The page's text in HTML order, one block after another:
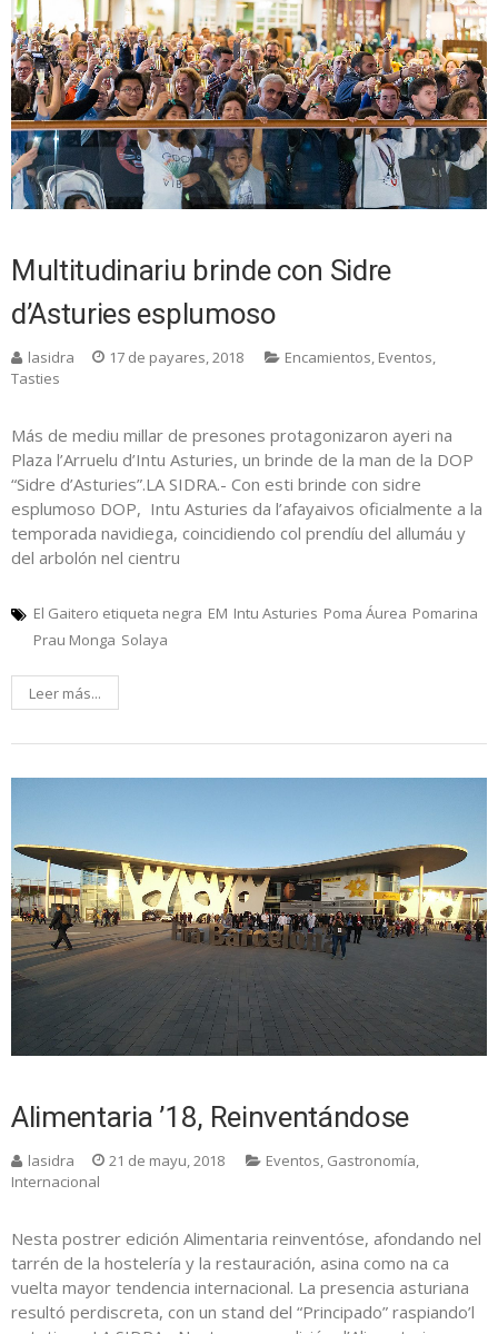
Multitudinariu brinde con Sidre
d’Asturies esplumoso
lasidra 17 de payares, 2018 Encamientos, Eventos,
Tasties
Más de mediu millar de presones protagonizaron ayeri na
Plaza l’Arruelu d’Intu Asturies, un brinde de la man de la DOP
“Sidre d’Asturies”.LA SIDRA.- Con esti brinde con sidre
esplumoso DOP, Intu Asturies da l’afayaivos oficialmente a la
temporada navidiega, coincidiendo col prendíu del allumáu y
del arbolón nel cientru
El Gaitero etiqueta negra EM Intu Asturies Poma Áurea Pomarina
Prau Monga Solaya
Leer más...
Alimentaria ’18, Reinventándose
lasidra 21 de mayu, 2018 Eventos, Gastronomía,
Internacional
Nesta postrer edición Alimentaria reinventóse, afondando nel
tarrén de la hostelería y la restauración, asina como na ca
vuelta mayor tendencia internacional. La presencia asturiana
resultó perdiscreta, con un stand del “Principado” raspiando’l